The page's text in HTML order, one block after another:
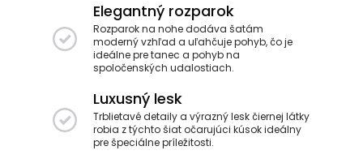
Elegantný rozparok
Rozparok na nohe dodáva šatám
moderný vzhľad a uľahčuje pohyb, čo je
ideálne pre tanec a pohyb na
spoločenských udalostiach.
Luxusný lesk
Trblietavé detaily a výrazný lesk čiernej látky
robia z týchto šiat očarujúci kúsok ideálny
pre špeciálne príležitosti.